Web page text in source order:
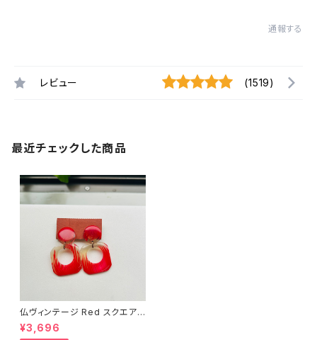
通報する
レビュー (1519)
最近チェックした商品
仏ヴィンテージ Red スクエアぶ
ら下がりイヤリング
¥3,696